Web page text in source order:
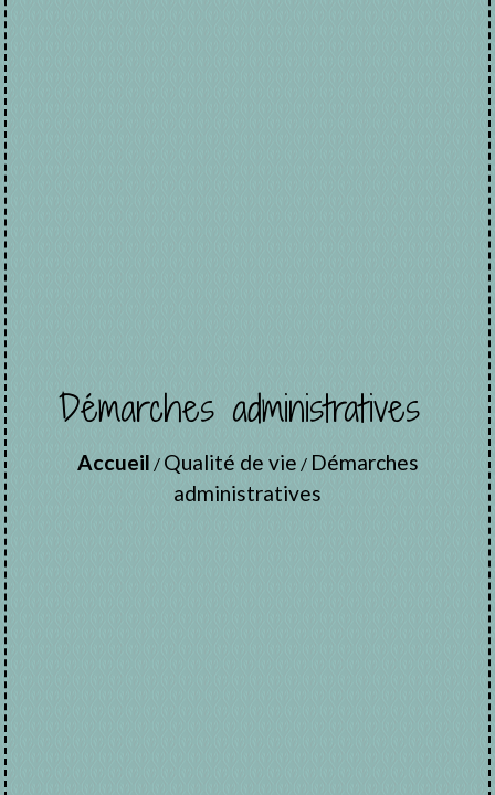
Démarches administratives
Accueil / Qualité de vie / Démarches
administratives